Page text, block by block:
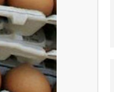
زنگ خطر انباشت نیاز
قیمت‌ها